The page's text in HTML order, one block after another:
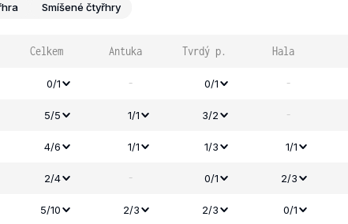
Smíšené čtyřhry
Celkem Antuka Tvrdý p. Hala
0/1 - 0/1 -
5/5 1/1 3/2 -
4/6 1/1 1/3 1/1
2/4 - 0/1 2/3
5/10 2/3 2/3 0/1